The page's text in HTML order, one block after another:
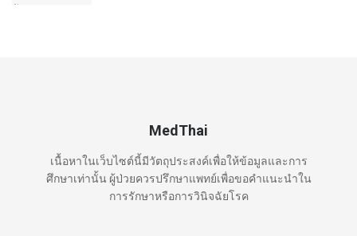
MedThai
เนื้อหาในเว็บไซต์นี้มีวัตถุประสงค์เพื่อให้ข้อมูลและการ
ศึกษาเท่านั้น ผู้ป่วยควรปรึกษาแพทย์เพื่อขอคำแนะนำใน
การรักษาหรือการวินิจฉัยโรค